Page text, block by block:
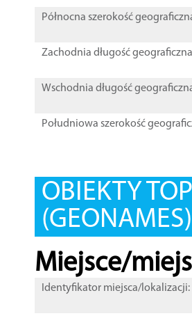
Północna szerokość
Zachodnia długość
Wschodnia długość
Południowa szerokość
OBIEKTY
Miejsce/
Identyfikator miejsca/lokalizacji: